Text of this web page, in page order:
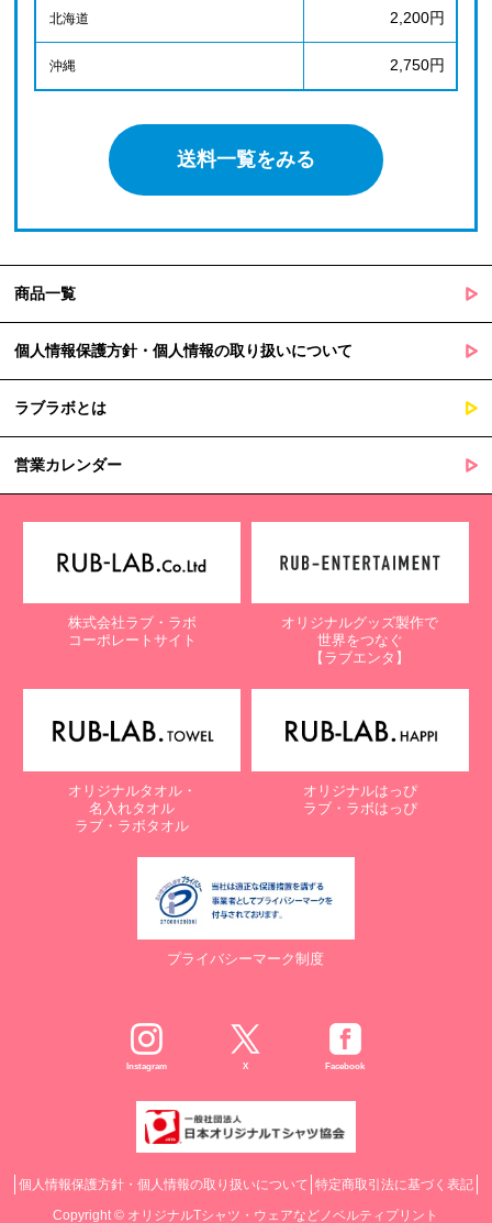
北海道 2,200円
沖縄 2,750円
送料一覧をみる
商品一覧
個人情報保護方針・個人情報の取り扱いについて
ラブラボとは
営業カレンダー
株式会社ラブ・ラボ
コーポレートサイト
オリジナルグッズ製作で
世界をつなぐ
【ラブエンタ】
オリジナルタオル・
名入れタオル
ラブ・ラボタオル
オリジナルはっぴ
ラブ・ラボはっぴ
プライバシーマーク制度
Instagram X Facebook
個人情報保護方針・個人情報の取り扱いについて 特定商取引法に基づく表記
Copyright © オリジナルTシャツ・ウェアなどノベルティプリント